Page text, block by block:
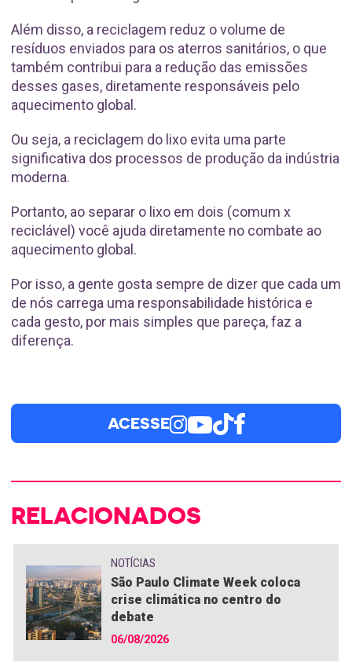
Além disso, a reciclagem reduz o volume de
resíduos enviados para os aterros sanitários, o que
também contribui para a redução das emissões
desses gases, diretamente responsáveis pelo
aquecimento global.
Ou seja, a reciclagem do lixo evita uma parte
significativa dos processos de produção da indústria
moderna.
Portanto, ao separar o lixo em dois (comum x
reciclável) você ajuda diretamente no combate ao
aquecimento global.
Por isso, a gente gosta sempre de dizer que cada um
de nós carrega uma responsabilidade histórica e
cada gesto, por mais simples que pareça, faz a
diferença.
ACESSE
RELACIONADOS
NOTÍCIAS
São Paulo Climate Week coloca
crise climática no centro do
debate
06/08/2026